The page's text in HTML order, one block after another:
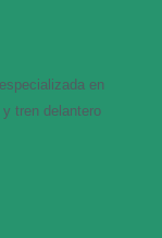
en
tren delantero